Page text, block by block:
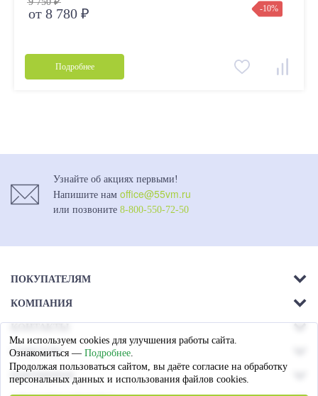
от 8 780 ₽ -10%
Подробнее
Узнайте об акциях первыми!
Напишите нам office@55vm.ru
или позвоните 8-800-550-72-50
ПОКУПАТЕЛЯМ
Акции
Доставка
Оплата
КОМПАНИЯ
Магазины
г. Омск.
Ул. 26-я Северная - 13а,
лит А
СОЦСЕТИ
ПАРТНЕРАМ
Мы используем cookies для улучшения работы сайта.
Ознакомиться — Подробнее.
Продолжая пользоваться сайтом, вы даёте согласие на обработку
персональных данных и использования файлов cookies.